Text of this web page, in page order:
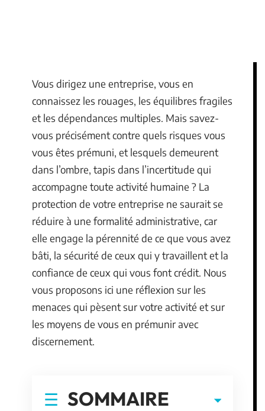
Vous dirigez une entreprise, vous en
connaissez les rouages, les équilibres fragiles
et les dépendances multiples. Mais savez-
vous précisément contre quels risques vous
vous êtes prémuni, et lesquels demeurent
dans l’ombre, tapis dans l’incertitude qui
accompagne toute activité humaine ? La
protection de votre entreprise ne saurait se
réduire à une formalité administrative, car
elle engage la pérennité de ce que vous avez
bâti, la sécurité de ceux qui y travaillent et la
confiance de ceux qui vous font crédit. Nous
vous proposons ici une réflexion sur les
menaces qui pèsent sur votre activité et sur
les moyens de vous en prémunir avec
discernement.
SOMMAIRE